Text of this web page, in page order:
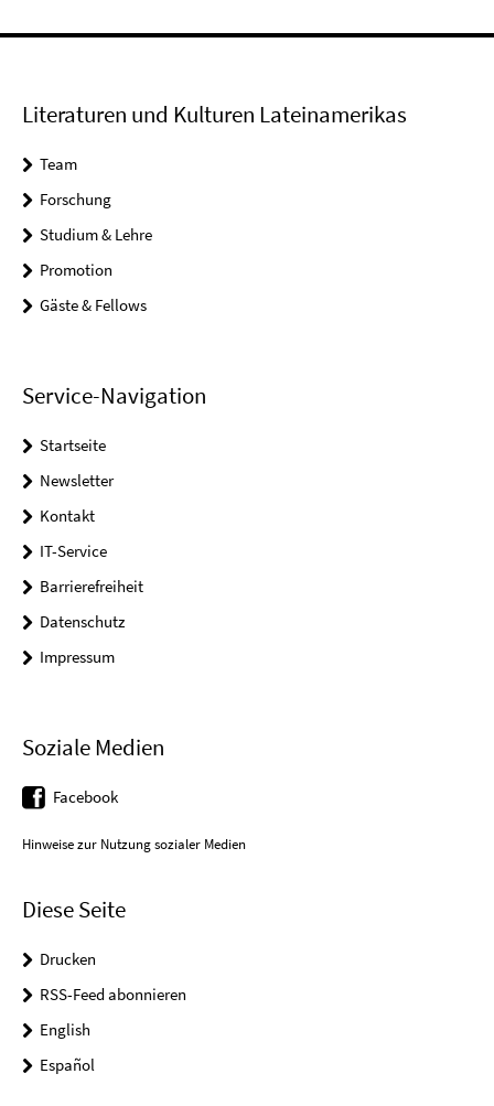
Literaturen und Kulturen Lateinamerikas
Team
Forschung
Studium & Lehre
Promotion
Gäste & Fellows
Service-Navigation
Startseite
Newsletter
Kontakt
IT-Service
Barrierefreiheit
Datenschutz
Impressum
Soziale Medien
Facebook
Hinweise zur Nutzung sozialer Medien
Diese Seite
Drucken
RSS-Feed abonnieren
English
Español